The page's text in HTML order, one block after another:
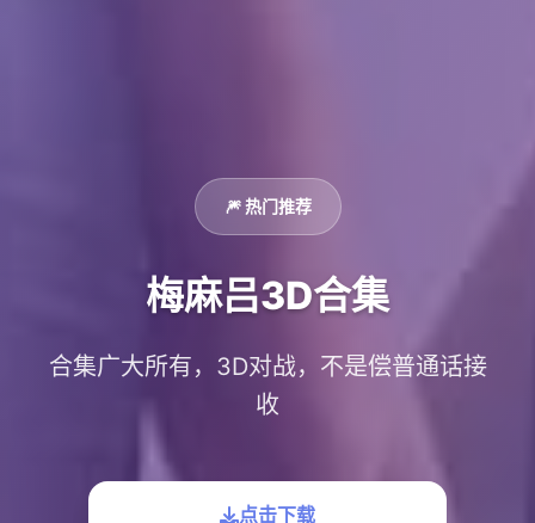
🎆 热门推荐
梅麻吕3D合集
合集广大所有，3D对战，不是偿普通话接
收
点击下载